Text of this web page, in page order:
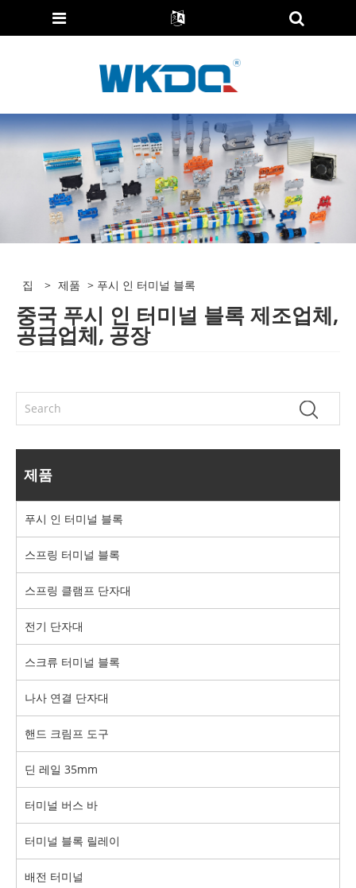
집 > 제품 > 푸시 인 터미널 블록
중국 푸시 인 터미널 블록 제조업체,
공급업체, 공장
제품
푸시 인 터미널 블록
스프링 터미널 블록
스프링 클램프 단자대
전기 단자대
스크류 터미널 블록
나사 연결 단자대
핸드 크림프 도구
딘 레일 35mm
터미널 버스 바
터미널 블록 릴레이
배전 터미널